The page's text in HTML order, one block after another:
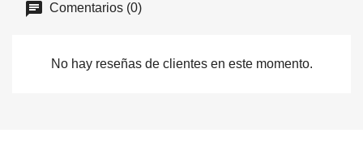
Comentarios (0)
No hay reseñas de clientes en este momento.